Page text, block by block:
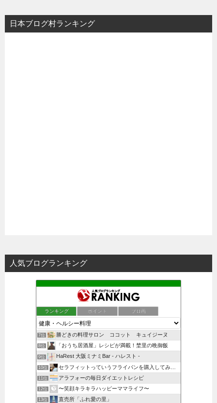
日本ブログ村ランキング
人気ブログランキング
ランキング ポイント ブロ画
7位 勝どきの料理サロン ココット キュイジーヌ
8位 「おうち居酒屋」レシピが満載！埜里の晩御飯
9位 HaRest 大阪ミナミBar - ハレスト -
10位 セラフィットっていうフライパンを購入してみた主婦のブログ
11位 アラフォーの毎日ダイエットレシピ
12位 〜笑顔キラキラハッピーママライフ〜
13位 直売所「ふれ愛の里」